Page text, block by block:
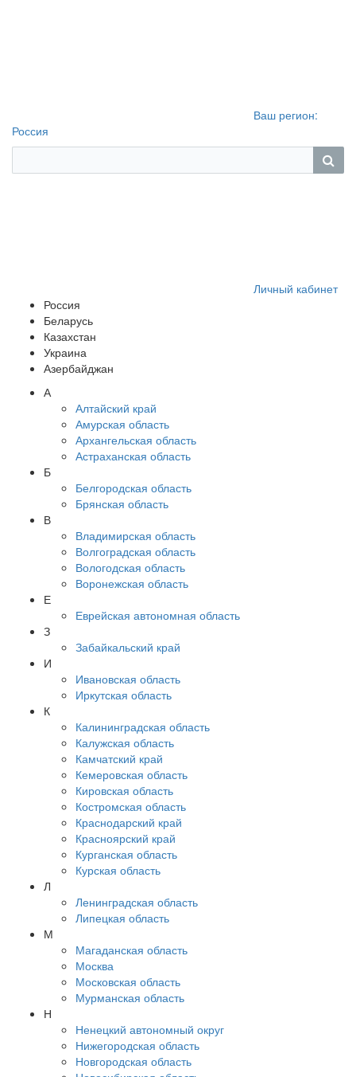
Ваш регион:
Россия
Личный кабинет
Россия
Беларусь
Казахстан
Украина
Азербайджан
А
Алтайский край
Амурская область
Архангельская область
Астраханская область
Б
Белгородская область
Брянская область
В
Владимирская область
Волгоградская область
Вологодская область
Воронежская область
Е
Еврейская автономная область
З
Забайкальский край
И
Ивановская область
Иркутская область
К
Калининградская область
Калужская область
Камчатский край
Кемеровская область
Кировская область
Костромская область
Краснодарский край
Красноярский край
Курганская область
Курская область
Л
Ленинградская область
Липецкая область
М
Магаданская область
Москва
Московская область
Мурманская область
Н
Ненецкий автономный округ
Нижегородская область
Новгородская область